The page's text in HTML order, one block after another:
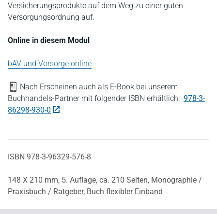
Versicherungsprodukte auf dem Weg zu einer guten
Versorgungsordnung auf.
Online in diesem Modul
bAV und Vorsorge online
Nach Erscheinen auch als E-Book bei unserem
Buchhandels-Partner mit folgender ISBN erhältlich: 978-3-
86298-930-0
ISBN 978-3-96329-576-8
148 X 210 mm, 5. Auflage, ca. 210 Seiten, Monographie /
Praxisbuch / Ratgeber, Buch flexibler Einband